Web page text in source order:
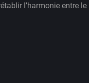
l’harmonie entre le